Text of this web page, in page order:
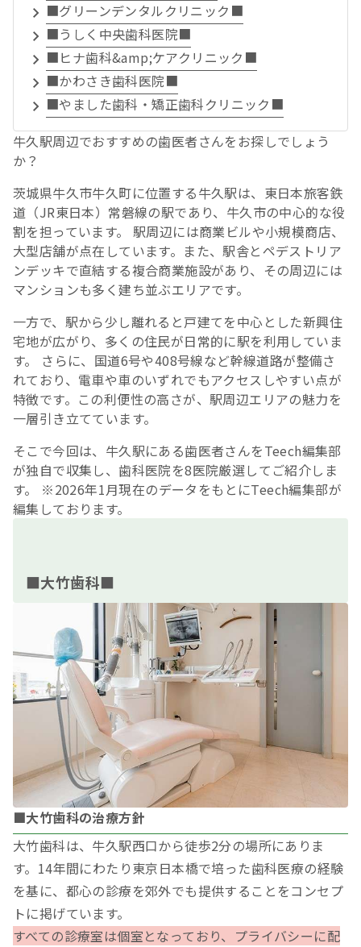
■グリーンデンタルクリニック■
■うしく中央歯科医院■
■ヒナ歯科&amp;ケアクリニック■
■かわさき歯科医院■
■やました歯科・矯正歯科クリニック■
牛久駅周辺でおすすめの歯医者さんをお探しでしょう
か？
茨城県牛久市牛久町に位置する牛久駅は、東日本旅客鉄
道（JR東日本）常磐線の駅であり、牛久市の中心的な役
割を担っています。 駅周辺には商業ビルや小規模商店、
大型店舗が点在しています。また、駅舎とペデストリア
ンデッキで直結する複合商業施設があり、その周辺には
マンションも多く建ち並ぶエリアです。
一方で、駅から少し離れると戸建てを中心とした新興住
宅地が広がり、多くの住民が日常的に駅を利用していま
す。 さらに、国道6号や408号線など幹線道路が整備さ
れており、電車や車のいずれでもアクセスしやすい点が
特徴です。この利便性の高さが、駅周辺エリアの魅力を
一層引き立てています。
そこで今回は、牛久駅にある歯医者さんをTeech編集部
が独自で収集し、歯科医院を8医院厳選してご紹介しま
す。 ※2026年1月現在のデータをもとにTeech編集部が
編集しております。
■大竹歯科■
■大竹歯科の治療方針
大竹歯科は、牛久駅西口から徒歩2分の場所にありま
す。14年間にわたり東京日本橋で培った歯科医療の経験
を基に、都心の診療を郊外でも提供することをコンセプ
トに掲げています。
すべての診療室は個室となっており、プライバシーに配